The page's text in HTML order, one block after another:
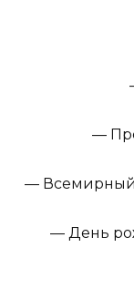
—
—
— День